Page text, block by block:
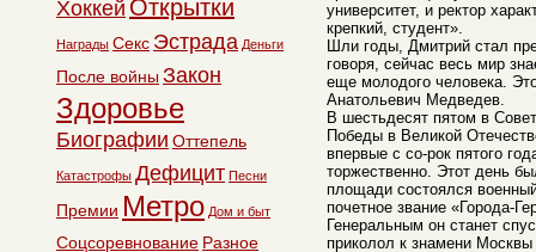
университет, и ректор
крепкий, студент».
Шли годы, Дмитрий стал
говоря, сейчас весь мир
еще молодого человека.
Анатольевич Медведев.
В шестьдесят пятом в
Победы в Великой
впервые с со-рок пятого
торжественно. Этот день
площади состоялся
почетное звание «Города-
Генеральным он станет
приколол к знамени
Хоккей Открытки
Награды Секс Эстрада Деньги
После войны Закон
Здоровье
Биографии Оттепель
Катастрофы Дефицит Песни
Премии Метро Дом и быт
Соцсоревнование Разное